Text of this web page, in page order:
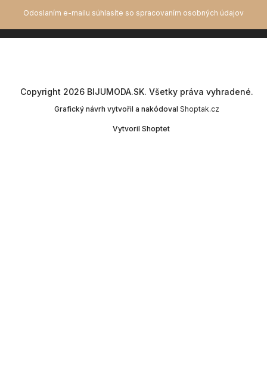
Vytvoril Shoptet
Copyright 2026 BIJUMODA.SK. Všetky práva vyhradené.
Grafický návrh vytvořil a nakódoval Shoptak.cz